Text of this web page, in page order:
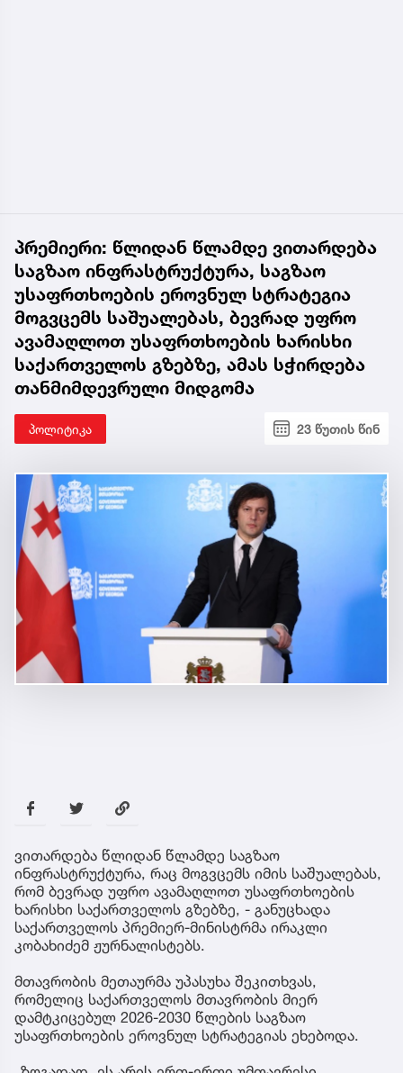
პრემიერი: წლიდან წლამდე ვითარდება
საგზაო ინფრასტრუქტურა, საგზაო
უსაფრთხოების ეროვნულ სტრატეგია
მოგვცემს საშუალებას, ბევრად უფრო
ავამაღლოთ უსაფრთხოების ხარისხი
საქართველოს გზებზე, ამას სჭირდება
თანმიმდევრული მიდგომა
პოლიტიკა 23 წუთის წინ
ვითარდება წლიდან წლამდე საგზაო
ინფრასტრუქტურა, რაც მოგვცემს იმის საშუალებას,
რომ ბევრად უფრო ავამაღლოთ უსაფრთხოების
ხარისხი საქართველოს გზებზე, - განუცხადა
საქართველოს პრემიერ-მინისტრმა ირაკლი
კობახიძემ ჟურნალისტებს.
მთავრობის მეთაურმა უპასუხა შეკითხვას,
რომელიც საქართველოს მთავრობის მიერ
დამტკიცებულ 2026-2030 წლების საგზაო
უსაფრთხოების ეროვნულ სტრატეგიას ეხებოდა.